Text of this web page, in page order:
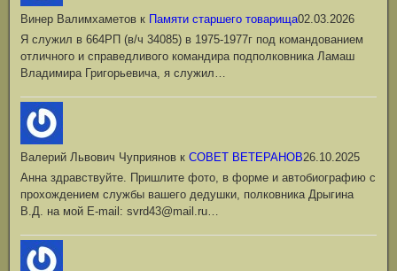
Винер Валимхаметов к Памяти старшего товарища02.03.2026
Я служил в 664РП (в/ч 34085) в 1975-1977г под командованием
отличного и справедливого командира подполковника Ламаш
Владимира Григорьевича, я служил…
Валерий Львович Чуприянов к СОВЕТ ВЕТЕРАНОВ26.10.2025
Анна здравствуйте. Пришлите фото, в форме и автобиографию с
прохождением службы вашего дедушки, полковника Дрыгина
В.Д. на мой Е-mail: svrd43@mail.ru…